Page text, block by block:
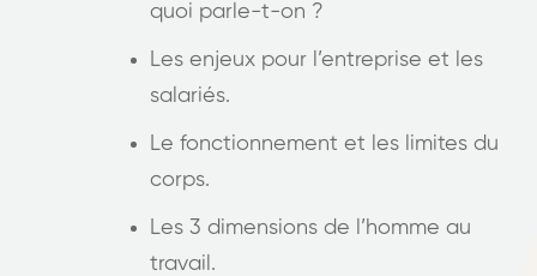
quoi parle-t-on ?
Les enjeux pour l’entreprise et les
salariés.
Le fonctionnement et les limites du
corps.
Les 3 dimensions de l’homme au
travail.